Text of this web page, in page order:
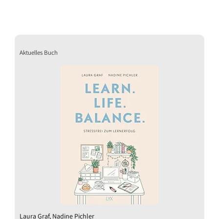
Aktuelles Buch
Laura Graf, Nadine Pichler